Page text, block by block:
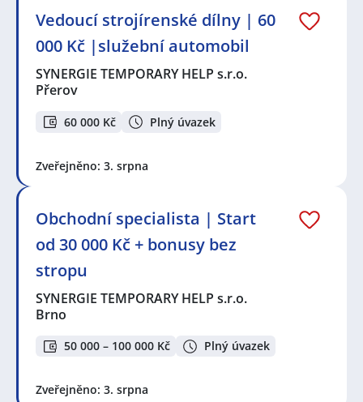
Vedoucí strojírenské dílny | 60
000 Kč |služební automobil
SYNERGIE TEMPORARY HELP s.r.o.
Přerov
60 000 Kč Plný úvazek
Zveřejněno: 3. srpna
Obchodní specialista | Start
od 30 000 Kč + bonusy bez
stropu
SYNERGIE TEMPORARY HELP s.r.o.
Brno
50 000 – 100 000 Kč Plný úvazek
Zveřejněno: 3. srpna